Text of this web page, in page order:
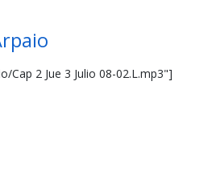
Cap 2 Jue 3 Julio 08-02.L.mp3"]